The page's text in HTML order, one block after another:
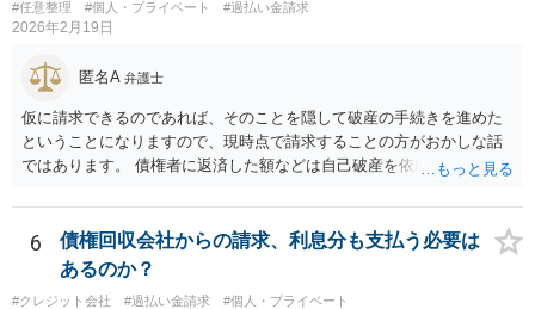
#任意整理 #個人・プライベート #過払い金請求
2026年2月19日
匿名A 弁護士
仮に請求できるのであれば、そのことを隠して破産の手続きを進めた
ということになりますので、現時点で請求することの方がおかしな話
ではあります。 債権者に返済した額などは自己破産を依頼した弁護士
たはずです。
6
債権回収会社からの請求、利息分も支払う必要は
あるのか？
#クレジット会社 #過払い金請求 #個人・プライベート